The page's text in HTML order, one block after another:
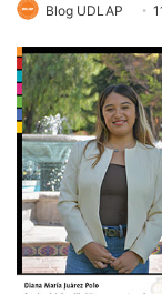
Blog UDLAP